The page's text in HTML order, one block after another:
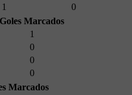
1
0
Goles Marcados
1
0
0
0
Marcados